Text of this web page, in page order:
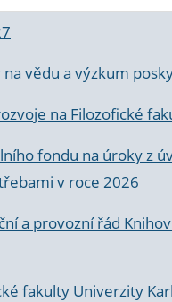
vědu a výzkum
na Filozofické
fondu na úroky z
v roce 2026
a provozní řád
fakulty Univerzity